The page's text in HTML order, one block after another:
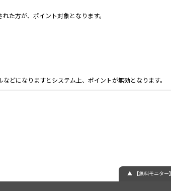
た方が、ポイント対象となります。
どになりますとシステム上、ポイントが無効となります。
▲ 【無料モニター